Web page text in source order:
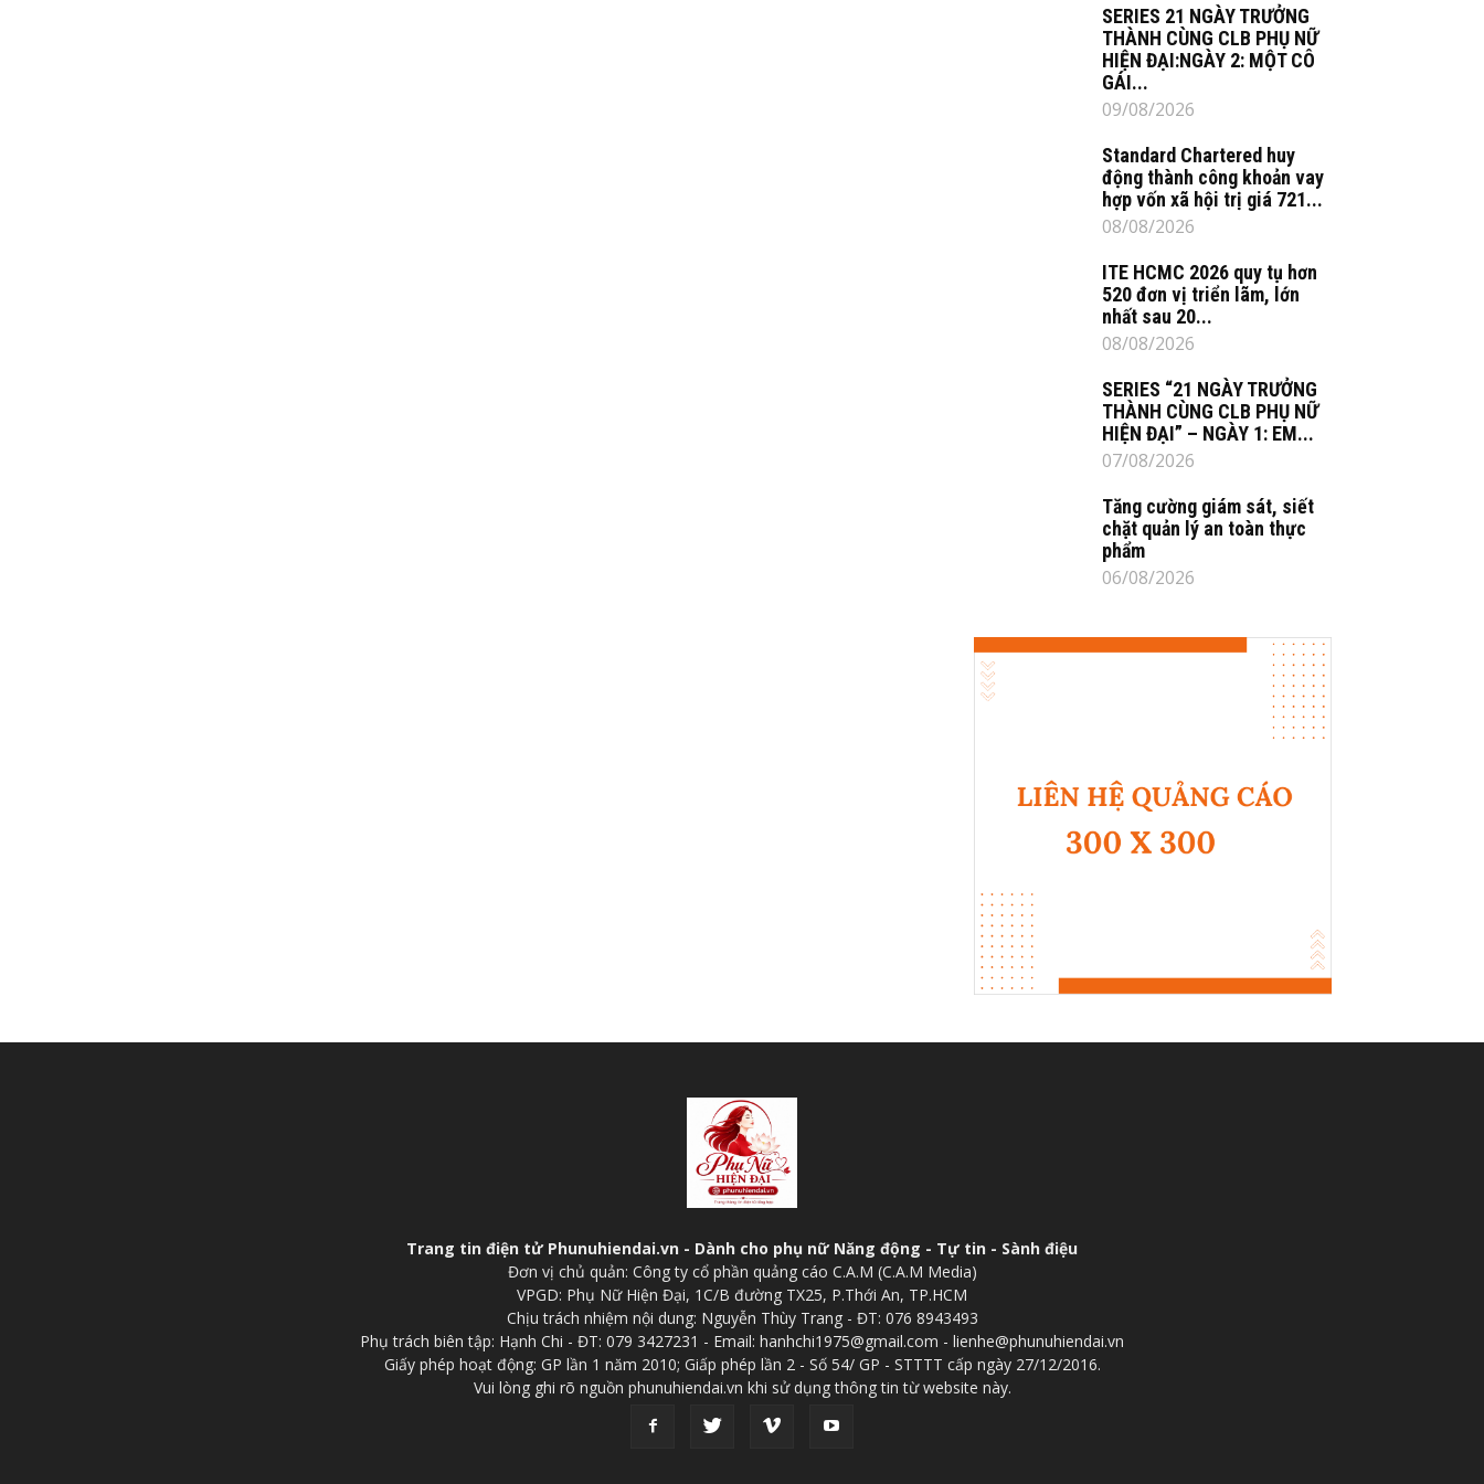
SERIES 21 NGÀY TRƯỞNG
THÀNH CÙNG CLB PHỤ NỮ
HIỆN ĐẠI:NGÀY 2: MỘT CÔ
GÁI...
09/08/2026
Standard Chartered huy
động thành công khoản vay
hợp vốn xã hội trị giá 721...
08/08/2026
ITE HCMC 2026 quy tụ hơn
520 đơn vị triển lãm, lớn
nhất sau 20...
08/08/2026
SERIES “21 NGÀY TRƯỞNG
THÀNH CÙNG CLB PHỤ NỮ
HIỆN ĐẠI” – NGÀY 1: EM...
07/08/2026
Tăng cường giám sát, siết
chặt quản lý an toàn thực
phẩm
06/08/2026
Trang tin điện tử Phunuhiendai.vn - Dành cho phụ nữ Năng động - Tự tin - Sành điệu
Đơn vị chủ quản: Công ty cổ phần quảng cáo C.A.M (C.A.M Media)
VPGD: Phụ Nữ Hiện Đại, 1C/B đường TX25, P.Thới An, TP.HCM
Chịu trách nhiệm nội dung: Nguyễn Thùy Trang - ĐT: 076 8943493
Phụ trách biên tập: Hạnh Chi - ĐT: 079 3427231 - Email: hanhchi1975@gmail.com - lienhe@phunuhiendai.vn
Giấy phép hoạt động: GP lần 1 năm 2010; Giấp phép lần 2 - Số 54/ GP - STTTT cấp ngày 27/12/2016.
Vui lòng ghi rõ nguồn phunuhiendai.vn khi sử dụng thông tin từ website này.